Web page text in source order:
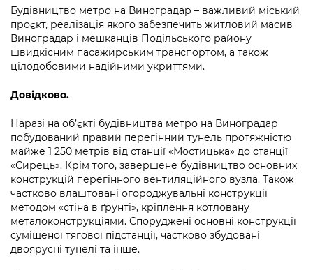
Підприємства, установи, організації
Kyiv International Relations
Гендерна політика
Безбар'єрність
Київська міська військова адміністрація
Пам'ятки культурної спадщини
Портал Захисників та Захисниць
Безбар'єрність
Портал послуг
Міський застосунок Київ Цифровий
Важливе під час воєнного стану
«Ініціатива «Партнерство «Відкритий
Уряд» – місцевий рівень»
Важливе під час воєнного стану
Інформація для споживачів
Про відкриті дані
Портал даних Києва
Публічні дашборди
Будівництво метро на Виноградар – важливий міський
проєкт, реалізація якого забезпечить житловий масив
Виноградар і мешканців Подільського району
швидкісним пасажирським транспортом, а також
цілодобовими надійними укриттями.
Довідково.
Наразі на об’єкті будівництва метро на Виноградар
побудований правий перегінний тунель протяжністю
майже 1 250 метрів від станції «Мостицька» до станції
«Сирець». Крім того, завершене будівництво основних
конструкцій перегінного вентиляційного вузла. Також
частково влаштовані огороджувальні конструкції
методом «стіна в ґрунті», кріплення котловану
металоконструкціями. Споруджені основні конструкції
суміщеної тягової підстанції, частково збудовані
двоярусні тунелі та інше.